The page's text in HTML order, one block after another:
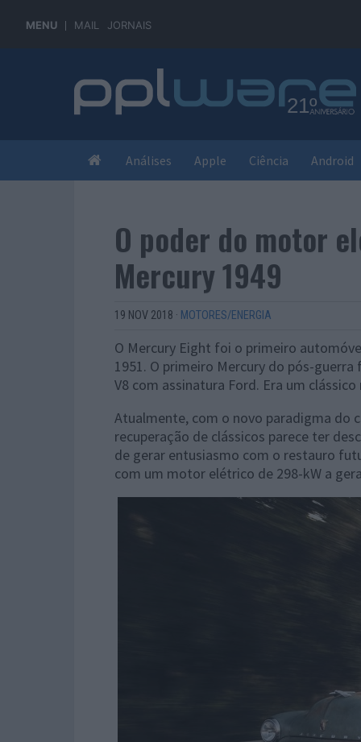
MENU MAIL JORNAIS
Análises Apple Ciência Android
O poder do motor
Mercury 1949
19 NOV 2018 · MOTORES/ENERGIA
O Mercury Eight foi o primeiro
1951. O primeiro Mercury do pós-
V8 com assinatura Ford. Era um
Atualmente, com o novo paradigma do
recuperação de clássicos parece ter
de gerar entusiasmo com o restauro
com um motor elétrico de 298-kW a